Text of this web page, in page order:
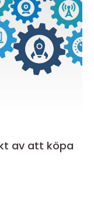
av att köpa